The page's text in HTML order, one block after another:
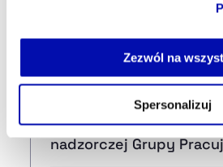
Jeżeli nie wyrażasz zgody na
możesz łatwo zarządzać swoimi
własnej przeglądarce internetowej
naszejPolityce Prywatności .
Zezwól na
Spersonalizuj
Chiny nakładają na
restrykcje. „Nie mamy
Grzegorz Róg
nadzorczej Grupy Pracuj